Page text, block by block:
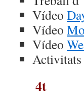
Vídeo
Vídeo
Vídeo
Activitats
4t